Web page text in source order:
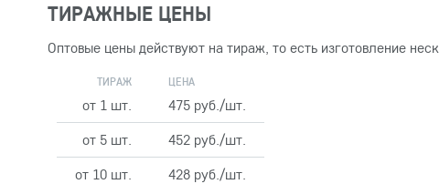
ТИРАЖНЫЕ ЦЕНЫ
Оптовые цены действуют на тираж, то есть изготовление
ТИРАЖ ЦЕНА
от 1 шт.
475 руб./шт.
от 5 шт.
452 руб./шт.
от 10 шт.
428 руб./шт.